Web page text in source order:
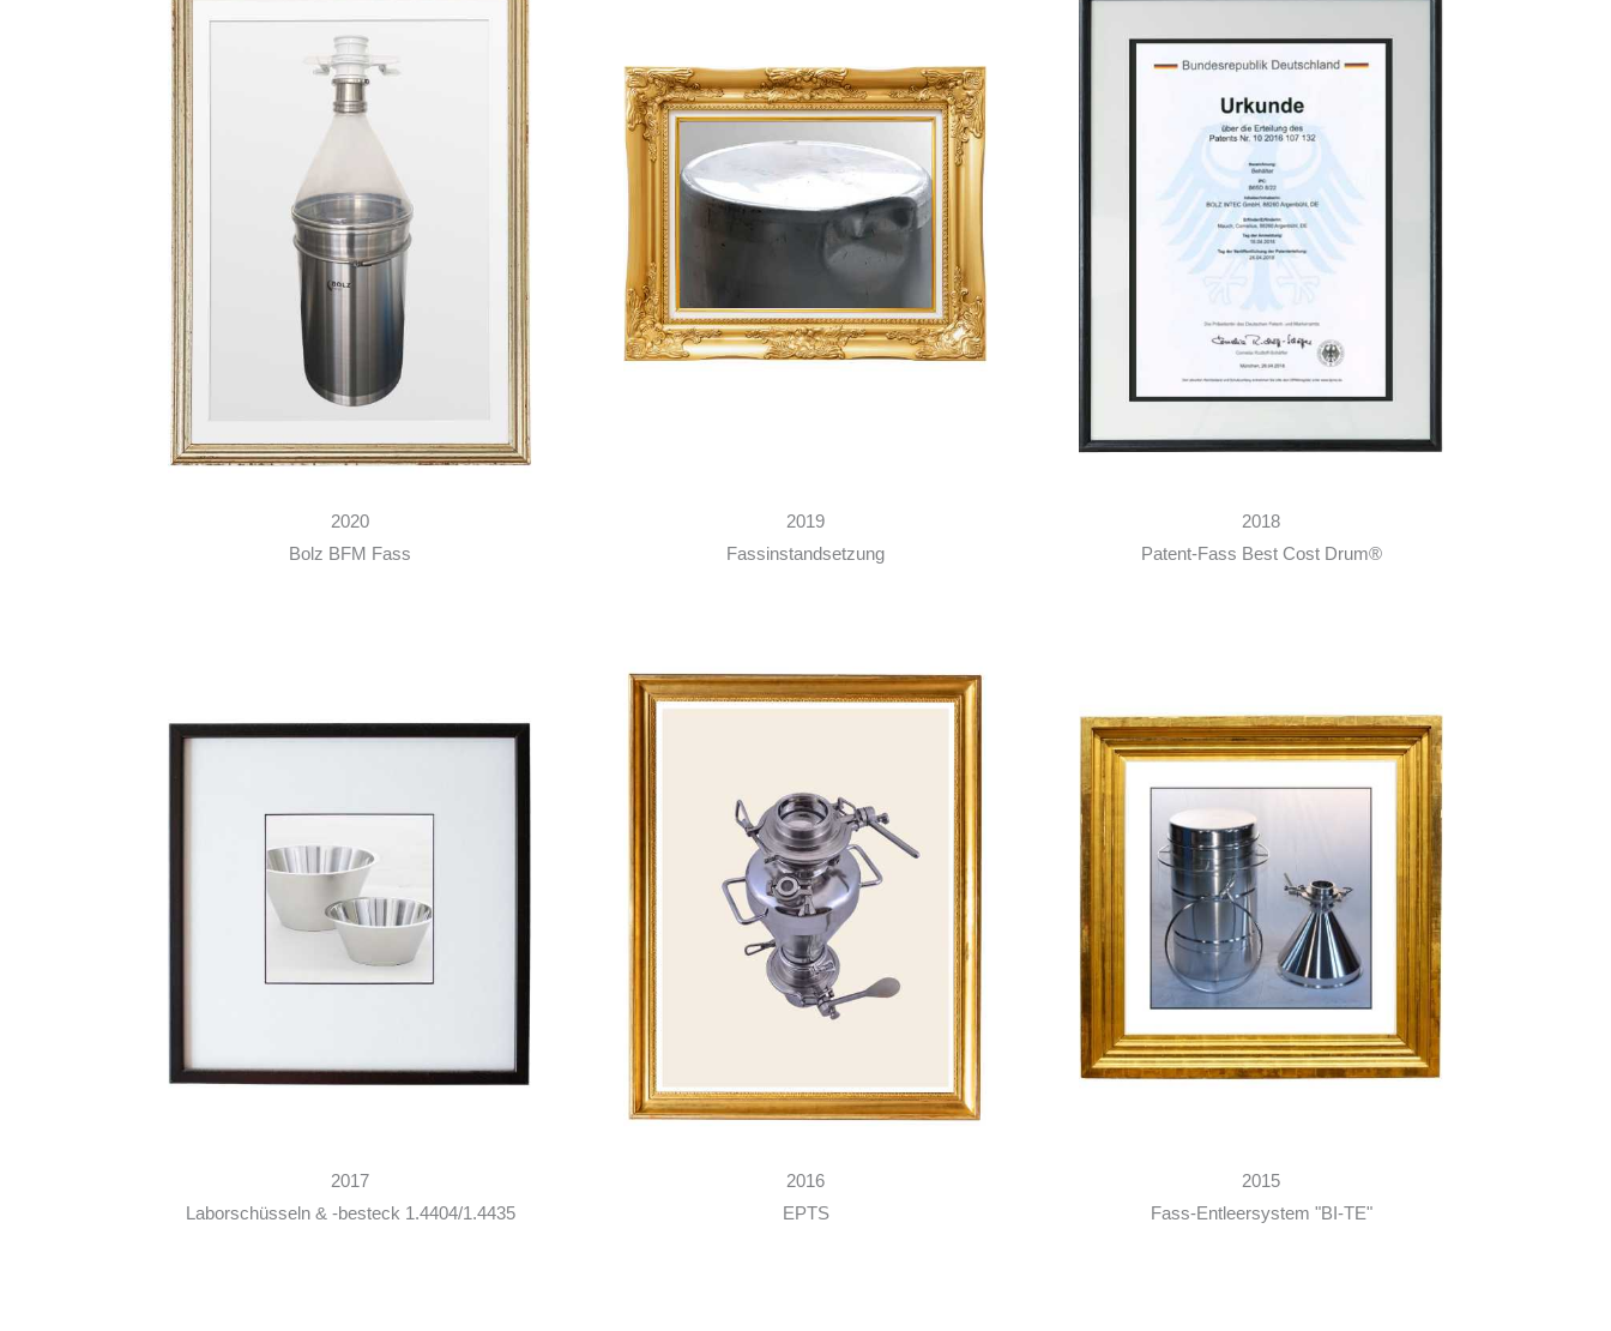
2020
Bolz BFM Fass
2019
Fassinstandsetzung
2018
Patent-Fass Best Cost Drum®
2017
Laborschüsseln & -besteck 1.4404/1.4435
2016
EPTS
2015
Fass-Entleersystem "BI-TE"